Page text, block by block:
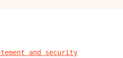
and security